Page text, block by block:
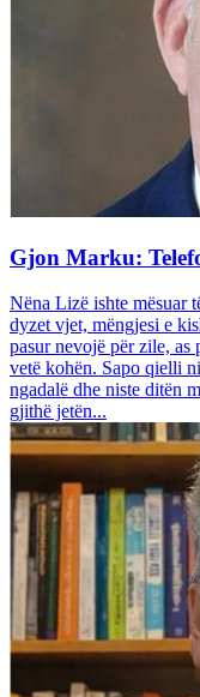
Gjon Marku:
Nëna Lizë ishte mësuar
dyzet vjet, mëngjesi e
pasur nevojë për zile, as
vetë kohën. Sapo qielli
ngadalë dhe niste ditën
gjithë jetën...